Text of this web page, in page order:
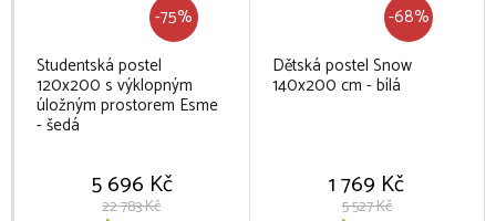
-75%
Studentská postel
120x200 s výklopným
úložným prostorem Esme
- šedá
5 696 Kč
22 783 Kč
-68%
Dětská postel Snow
140x200 cm - bílá
1 769 Kč
5 527 Kč